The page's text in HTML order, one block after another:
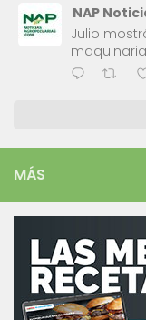
NAP
Julio
MÁS